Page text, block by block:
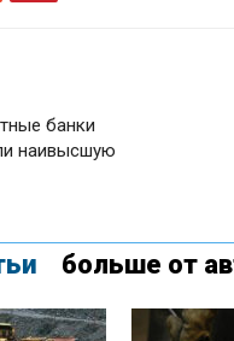
банки
наивысшую
больше от